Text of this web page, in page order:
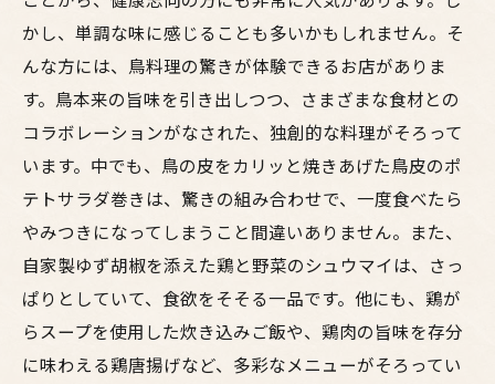
かし、単調な味に感じることも多いかもしれません。そ
んな方には、鳥料理の驚きが体験できるお店がありま
す。鳥本来の旨味を引き出しつつ、さまざまな食材との
コラボレーションがなされた、独創的な料理がそろって
います。中でも、鳥の皮をカリッと焼きあげた鳥皮のポ
テトサラダ巻きは、驚きの組み合わせで、一度食べたら
やみつきになってしまうこと間違いありません。また、
自家製ゆず胡椒を添えた鶏と野菜のシュウマイは、さっ
ぱりとしていて、食欲をそそる一品です。他にも、鶏が
らスープを使用した炊き込みご飯や、鶏肉の旨味を存分
に味わえる鶏唐揚げなど、多彩なメニューがそろってい